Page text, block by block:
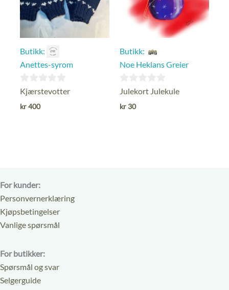
Butikk:
Anettes-syrom
0
ut
Kjærstevotter
kr400
Butikk:
Noe Heklans Greier
0
ut
Julekort Julekule
kr 30
For kunder:
Personvernerklæring
Kjøpsbetingelser
Vanlige spørsmål
For butikker:
Spørsmål og svar
Selgerguide